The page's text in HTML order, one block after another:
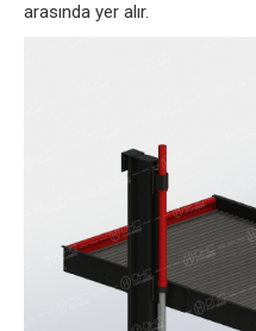
arasında yer alır.